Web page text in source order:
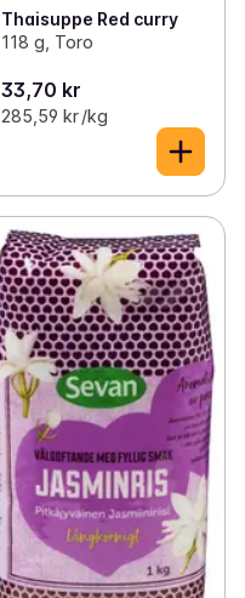
Thaisuppe Red curry
118 g, Toro
33,70 kr
285,59 kr /kg